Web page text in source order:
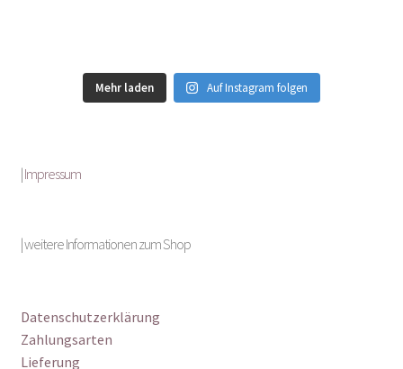
Mehr laden Auf Instagram folgen
|Impressum
| weitere Informationen zum Shop
Datenschutzerklärung
Zahlungsarten
Lieferung